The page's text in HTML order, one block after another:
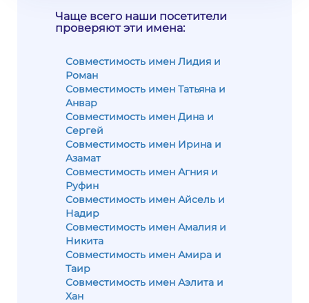
Чаще всего наши посетители
проверяют эти имена:
Совместимость имен Лидия и
Роман
Совместимость имен Татьяна и
Анвар
Совместимость имен Дина и
Сергей
Совместимость имен Ирина и
Азамат
Совместимость имен Агния и
Руфин
Совместимость имен Айсель и
Надир
Совместимость имен Амалия и
Никита
Совместимость имен Амира и
Таир
Совместимость имен Аэлита и
Хан